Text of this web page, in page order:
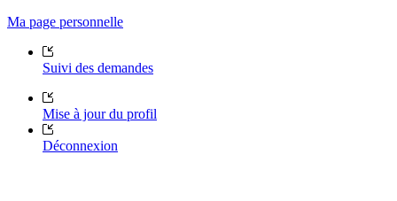
Ma page personnelle
Suivi des demandes
Mise à jour du profil
Déconnexion